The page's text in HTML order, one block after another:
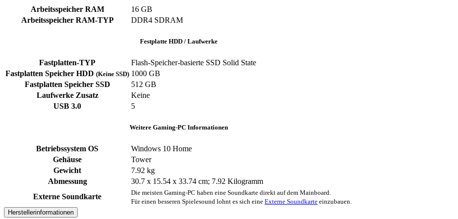
Arbeitsspeicher RAM
16 GB
Arbeitsspeicher RAM-TYP
DDR4 SDRAM
Festplatte HDD / Laufwerke
Fastplatten-TYP
Flash-Speicher-basierte SSD Solid State
Fastplatten Speicher HDD (Keine SSD) 1000 GB
Fastplatten Speicher SSD
512 GB
Laufwerke Zusatz
Keine
USB 3.0
5
Weitere Gaming-PC Informationen
Betriebssystem OS
Windows 10 Home
Gehäuse
Tower
Gewicht
7.92 kg
Abmessung
30.7 x 15.54 x 33.74 cm; 7.92 Kilogramm
Externe Soundkarte
Die meisten Gaming-PC haben eine Soundkarte direkt auf dem Mainboard.
Für einen besseren Spielesound lohnt es sich eine Externe Soundkarte einzubauen.
Herstellerinformationen